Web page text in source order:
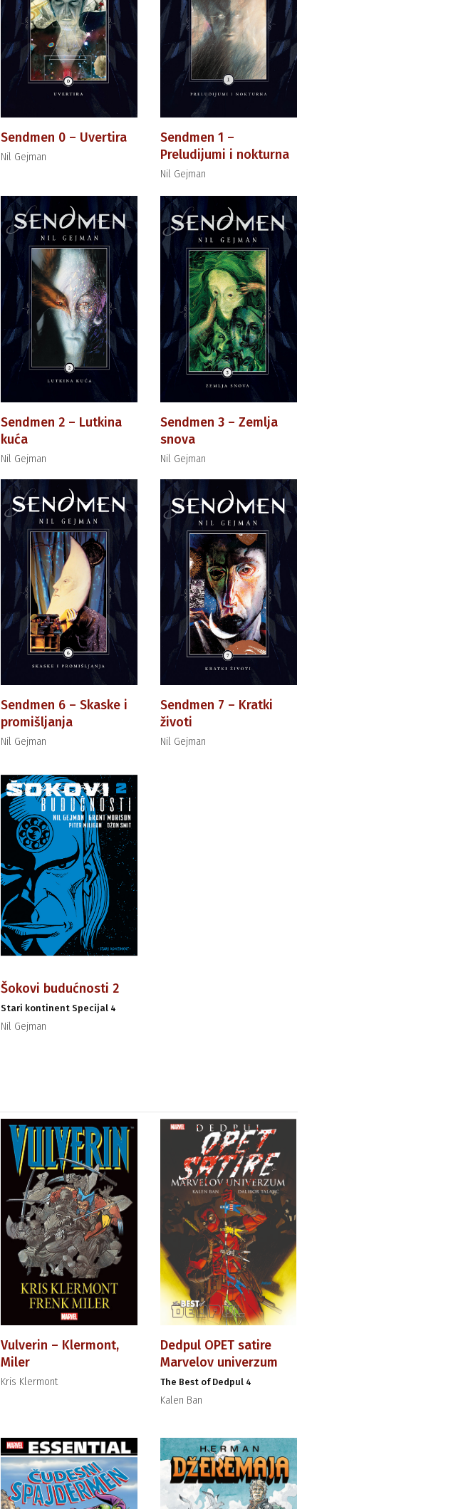
Sendmen 0 – Uvertira
Nil Gejman
Sendmen 1 –
Preludijumi i nokturna
Nil Gejman
Sendmen 2 – Lutkina
kuća
Nil Gejman
Sendmen 3 – Zemlja
snova
Nil Gejman
Sendmen 6 – Skaske i
promišljanja
Nil Gejman
Sendmen 7 – Kratki
životi
Nil Gejman
Šokovi budućnosti 2
Stari kontinent Specijal 4
Nil Gejman
Vulverin – Klermont,
Miler
Kris Klermont
Dedpul OPET satire
Marvelov univerzum
The Best of Dedpul 4
Kalen Ban